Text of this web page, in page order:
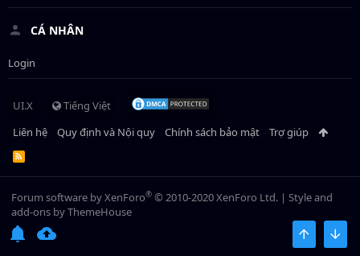
CÁ NHÂN
Login
UI.X
Tiếng Việt
Liên hệ
Quy định và Nội quy Chính sách bảo mật Trợ giúp
R
S
Forum software by XenForo® © 2010-2020 XenForo Ltd. | Style and
add-ons by ThemeHouse
BÊN TRÊN